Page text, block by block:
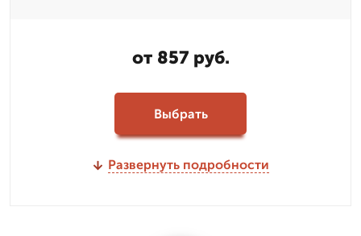
от 857 руб.
Выбрать
Развернуть подробности